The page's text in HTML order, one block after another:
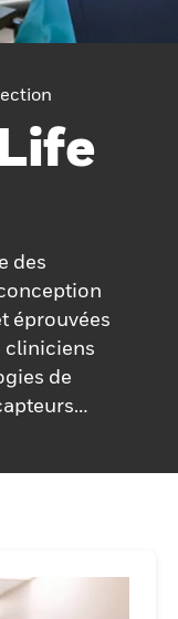
des
éprouvées
cliniciens
de
les